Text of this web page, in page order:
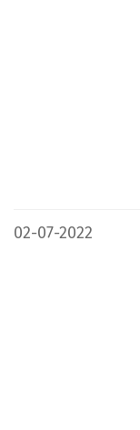
02-07-2022